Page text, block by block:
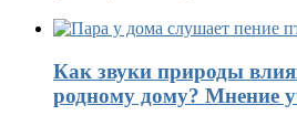
Как звуки природы
родному дому? Мнение